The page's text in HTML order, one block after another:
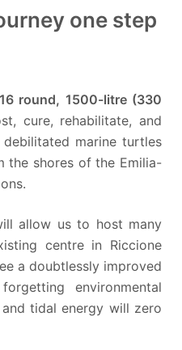
one step
round, 1500-litre (330
cure, rehabilitate, and
marine turtles
the shores of the Emilia-
allow us to host many
centre in Riccione
a doubtlessly improved
environmental
tidal energy will zero